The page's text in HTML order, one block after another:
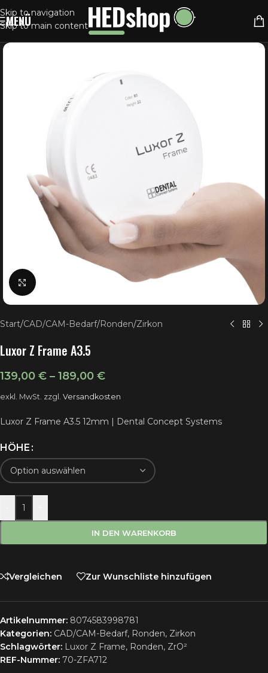
Skip to navigation
Skip to main content
MENÜ
Klick zum Vergrößern
Start/CAD/CAM-Bedarf/Ronden/Zirkon
Luxor Z Frame A3.5
139,00 € – 189,00 €
exkl. MwSt. zzgl. Versandkosten
Luxor Z Frame A3.5 12mm | Dental Concept Systems
HÖHE
IN DEN WARENKORB
Vergleichen Zur Wunschliste hinzufügen
Artikelnummer: 8074583998781
Kategorien: CAD/CAM-Bedarf, Ronden, Zirkon
Schlagwörter: Luxor Z Frame, Ronden, ZrO²
REF-Nummer: 70-ZFA712